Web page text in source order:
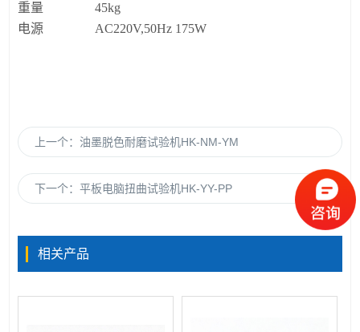
重量
45kg
电源
AC220V,50Hz 175W
上一个： 油墨脱色耐磨试验机HK-NM-YM
下一个：平板电脑扭曲试验机HK-YY-PP
相关产品